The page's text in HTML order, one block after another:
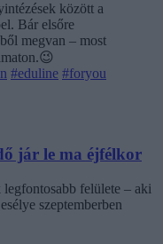
között a
Bár elsőre
megvan – most
#eduline #foryou
jár le ma éjfélkor
felülete – aki
szeptemberben